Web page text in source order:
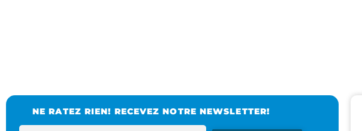
NE RATEZ RIEN! RECEVEZ NOTRE NEWSLETTER!